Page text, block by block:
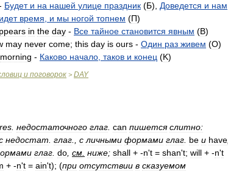
Будет и на нашей улице праздник (Б), Доведется и нам
время и мы ногой топнем (П)
in the day - Все тайное становится явным (B)
may never come; this day is ours - Один раз живем (O)
morning - Каково начало таков и конец (K)
и поговорок > DAY
недостаточного глаг can пишется слитно:
недостат глаг с личными формами глаг be и have
глаг do см ниже; shall + -n't = shan't; will + -n't
+ -n't = ain't); (при отсутствии в сказуемом